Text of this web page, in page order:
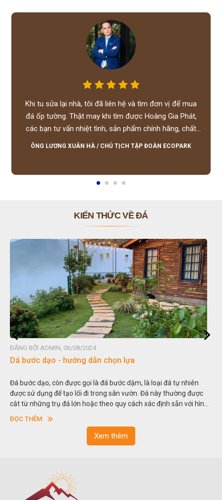
Khi tu sửa lại nhà, tôi đã liên hệ và tìm đơn vị để mua
đá ốp tường. Thật may khi tìm được Hoàng Gia Phát,
các bạn tư vấn nhiệt tình, sản phẩm chính hãng, chất
lượng tốt, giá hợp lý, hỗ trợ tận tình.
ÔNG LƯƠNG XUÂN HÀ / CHỦ TỊCH TẬP ĐOÀN ECOPARK
KIẾN THỨC VỀ ĐÁ
ĐĂNG BỞI ADMIN, 06/08/2024
Dá bước dạo - hướng dẫn chọn lựa
Đá bước dạo, còn được gọi là đá bước dặm, là loại đá tự nhiên
được sử dụng để tạo lối đi trong sân vườn. Đá này thường được
cắt từ những trụ đá lớn hoặc theo quy cách xác định sẵn với hình
vuông hoặc hình chữ nhật và có độ dày khác nhau.
ĐỌC THÊM
Xem thêm